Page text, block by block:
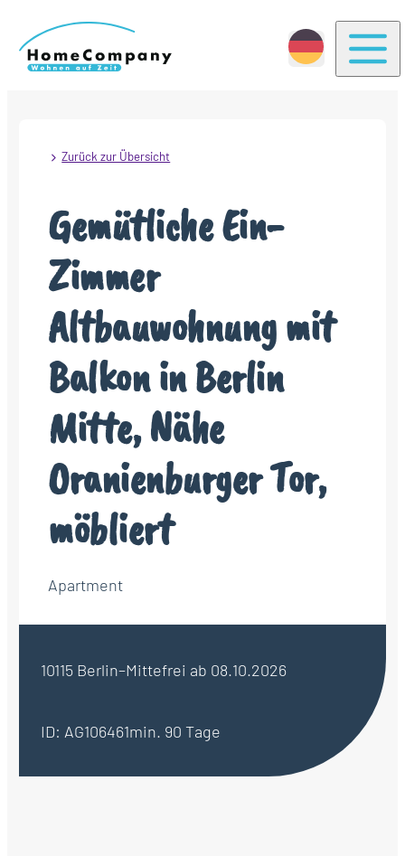
Zurück zur Übersicht
Gemütliche Ein-
Zimmer
Altbauwohnung mit
Balkon in Berlin
Mitte, Nähe
Oranienburger Tor,
möbliert
Apartment
10115 Berlin–Mittefrei ab 08.10.2026
ID: AG106461min. 90 Tage